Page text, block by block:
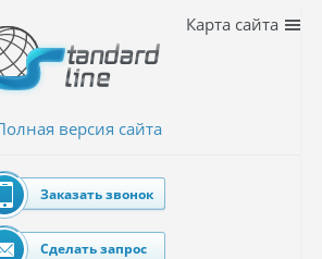
версия сайта
Карта сайта
Заказать звонок
Сделать запрос